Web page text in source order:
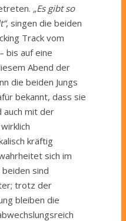
„Es gibt so
, singen die beiden
Track vom
bis auf eine
Abend der
die beiden Jungs
bekannt, dass sie
auch mit der
kräftig
sich im
sind
trotz der
bleiben die